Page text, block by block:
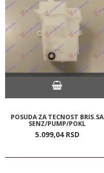
POSUDA ZA TECNOST BRIS.SA
SENZ/PUMP/POKL
5.099,04 RSD